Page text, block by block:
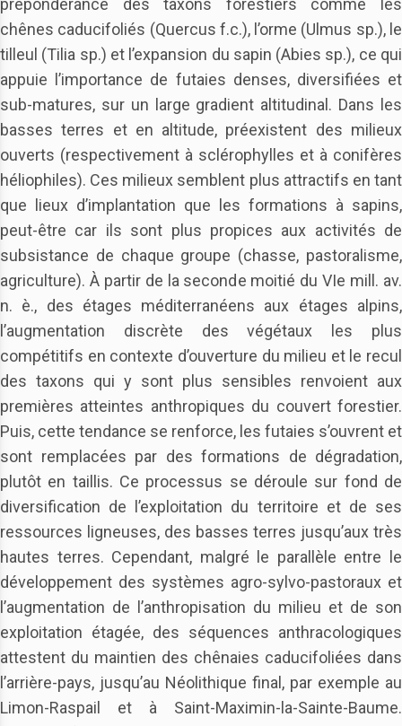
prépondérance des taxons forestiers comme les
chênes caducifoliés (Quercus f.c.), l’orme (Ulmus sp.), le
tilleul (Tilia sp.) et l’expansion du sapin (Abies sp.), ce qui
appuie l’importance de futaies denses, diversifiées et
sub-matures, sur un large gradient altitudinal. Dans les
basses terres et en altitude, préexistent des milieux
ouverts (respectivement à sclérophylles et à conifères
héliophiles). Ces milieux semblent plus attractifs en tant
que lieux d’implantation que les formations à sapins,
peut-être car ils sont plus propices aux activités de
subsistance de chaque groupe (chasse, pastoralisme,
agriculture). À partir de la seconde moitié du VIe mill. av.
n. è., des étages méditerranéens aux étages alpins,
l’augmentation discrète des végétaux les plus
compétitifs en contexte d’ouverture du milieu et le recul
des taxons qui y sont plus sensibles renvoient aux
premières atteintes anthropiques du couvert forestier.
Puis, cette tendance se renforce, les futaies s’ouvrent et
sont remplacées par des formations de dégradation,
plutôt en taillis. Ce processus se déroule sur fond de
diversification de l’exploitation du territoire et de ses
ressources ligneuses, des basses terres jusqu’aux très
hautes terres. Cependant, malgré le parallèle entre le
développement des systèmes agro-sylvo-pastoraux et
l’augmentation de l’anthropisation du milieu et de son
exploitation étagée, des séquences anthracologiques
attestent du maintien des chênaies caducifoliées dans
l’arrière-pays, jusqu’au Néolithique final, par exemple au
Limon-Raspail et à Saint-Maximin-la-Sainte-Baume.